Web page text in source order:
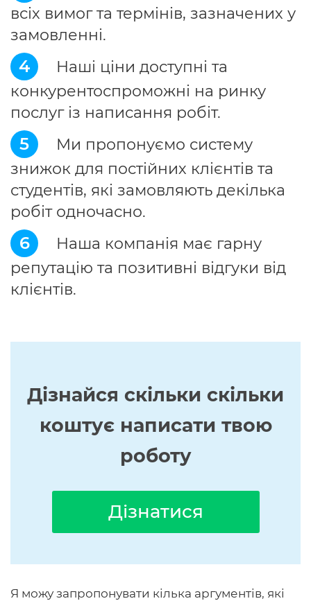
всіх вимог та термінів, зазначених у
замовленні.
4
Наші ціни доступні та
конкурентоспроможні на ринку
послуг із написання робіт.
5
Ми пропонуємо систему
знижок для постійних клієнтів та
студентів, які замовляють декілька
робіт одночасно.
6
Наша компанія має гарну
репутацію та позитивні відгуки від
клієнтів.
Дізнайся скільки скільки
коштує написати твою
роботу
Дізнатися
Я можу запропонувати кілька аргументів, які